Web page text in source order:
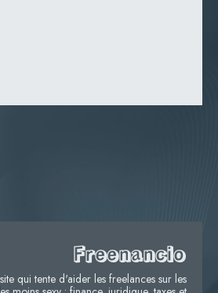
Freenancio
qui tente d'aider les freelances sur les